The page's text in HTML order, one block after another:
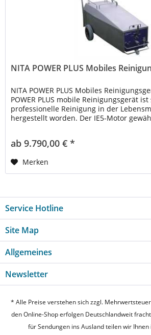
NITA POWER PLUS Mobiles
NITA POWER PLUS Mobiles
POWER PLUS mobile Reinigungsgerät
professionelle Reinigung in der
hergestellt worden. Der IE5-Motor
ab 9.790,00 € *
Merken
Service Hotline
Site Map
Allgemeines
Newsletter
* Alle Preise verstehen sich zzgl.
den Online-Shop erfolgen Deutschlandweit
für Sendungen ins Ausland teilen wir Ihnen